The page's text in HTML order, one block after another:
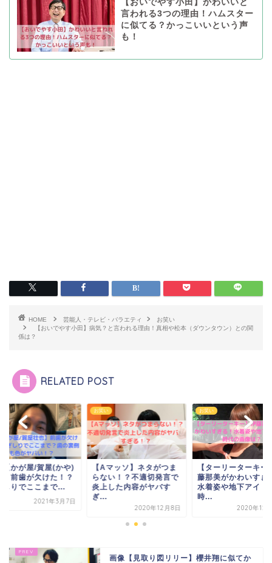
【おいでやす小田】かわいいと
言われる3つの理由！ハムスター
に似てる？かっこいいという声
も！
HOME 芸能人・テレビ・バラエティ
お笑い
【おいでやす小田】病気？と言われる理由！真相や松本（ダウンタウン）との関
係は？
RELATED POST
ッソ】ネタがつま
い！？不適切発言で
した内容がヤバす
お笑い
【ターリーターキー】伊
藤那美がかわいすぎる！
水着姿や地下アイドル
時...
2020年12月13日
お笑い
画像【かが屋/賀屋(
壮也】前歯が欠けた
歯ぎしりでここまで
画像【見取り図リリー】櫻井翔に似てか